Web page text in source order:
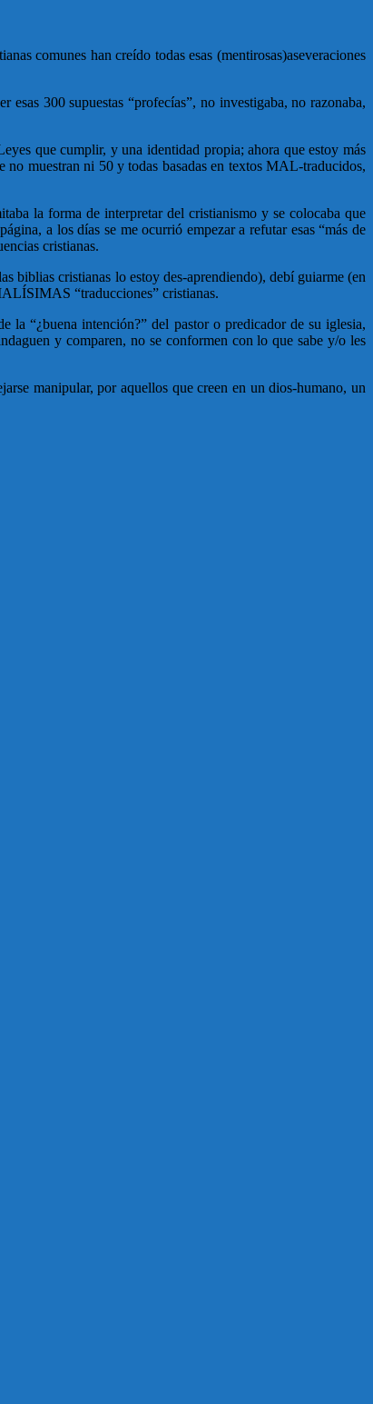
comunes han creído todas esas (mentirosas)aseveraciones
300 supuestas “profecías”, no investigaba, no razonaba,
que cumplir, y una identidad propia; ahora que estoy más
no muestran ni 50 y todas basadas en textos MAL-traducidos,
la forma de interpretar del cristianismo y se colocaba que
a los días se me ocurrió empezar a refutar esas “más de
cristianas.
biblias cristianas lo estoy des-aprendiendo), debí guiarme (en
“traducciones” cristianas.
la “¿buena intención?” del pastor o predicador de su iglesia,
y comparen, no se conformen con lo que sabe y/o les
manipular, por aquellos que creen en un dios-humano, un